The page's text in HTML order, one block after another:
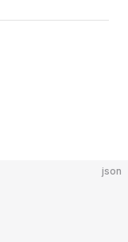
json